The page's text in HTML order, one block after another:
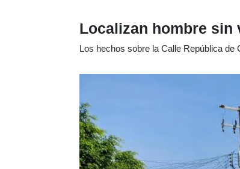
Localizan hombre sin
Los hechos sobre la Calle República